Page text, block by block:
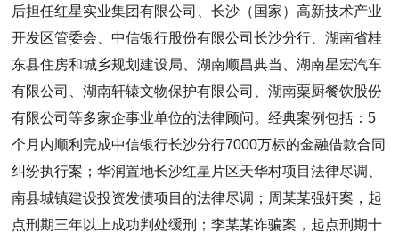
后担任红星实业集团有限公司、长沙（国家）高新技术产业
开发区管委会、中信银行股份有限公司长沙分行、湖南省桂
东县住房和城乡规划建设局、湖南顺昌典当、湖南星宏汽车
有限公司、湖南轩辕文物保护有限公司、湖南粟厨餐饮股份
有限公司等多家企事业单位的法律顾问。经典案例包括：5
个月内顺利完成中信银行长沙分行7000万标的金融借款合同
纠纷执行案；华润置地长沙红星片区天华村项目法律尽调、
南县城镇建设投资发债项目的法律尽调；周某某强奸案，起
点刑期三年以上成功判处缓刑；李某某诈骗案，起点刑期十